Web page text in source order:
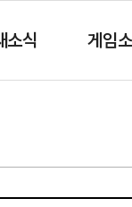
소식 게임